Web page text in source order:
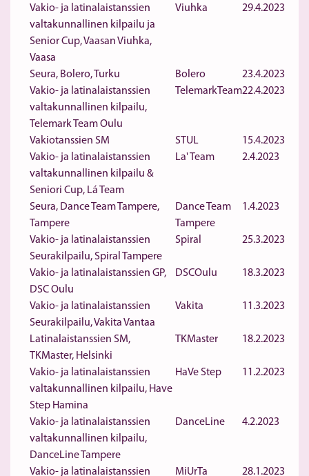
Vakio- ja latinalaistanssien
valtakunnallinen kilpailu ja
Senior Cup, Vaasan Viuhka,
Vaasa
Viuhka 29.4.2023
Seura, Bolero, Turku Bolero
23.4.2023
Vakio- ja latinalaistanssien
valtakunnallinen kilpailu,
Telemark Team Oulu
TelemarkTeam22.4.2023
Vakiotanssien SM STUL
15.4.2023
Vakio- ja latinalaistanssien
valtakunnallinen kilpailu &
Seniori Cup, Lá Team
La' Team 2.4.2023
Seura, Dance Team Tampere,
Tampere
Dance Team
Tampere
1.4.2023
Vakio- ja latinalaistanssien
Seurakilpailu, Spiral Tampere
Spiral 25.3.2023
Vakio- ja latinalaistanssien GP,
DSC Oulu
DSCOulu 18.3.2023
Vakio- ja latinalaistanssien
Seurakilpailu, Vakita Vantaa
Vakita 11.3.2023
Latinalaistanssien SM,
TKMaster, Helsinki
TKMaster 18.2.2023
Vakio- ja latinalaistanssien
valtakunnallinen kilpailu, Have
Step Hamina
HaVe Step 11.2.2023
Vakio- ja latinalaistanssien
valtakunnallinen kilpailu,
DanceLine Tampere
DanceLine 4.2.2023
Vakio- ja latinalaistanssien MiUrTa 28.1.2023